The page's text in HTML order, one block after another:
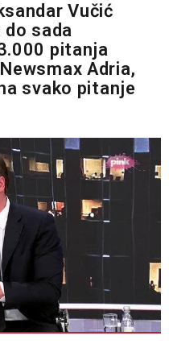
Vučić
do sada
pitanja
Adria,
svako pitanje